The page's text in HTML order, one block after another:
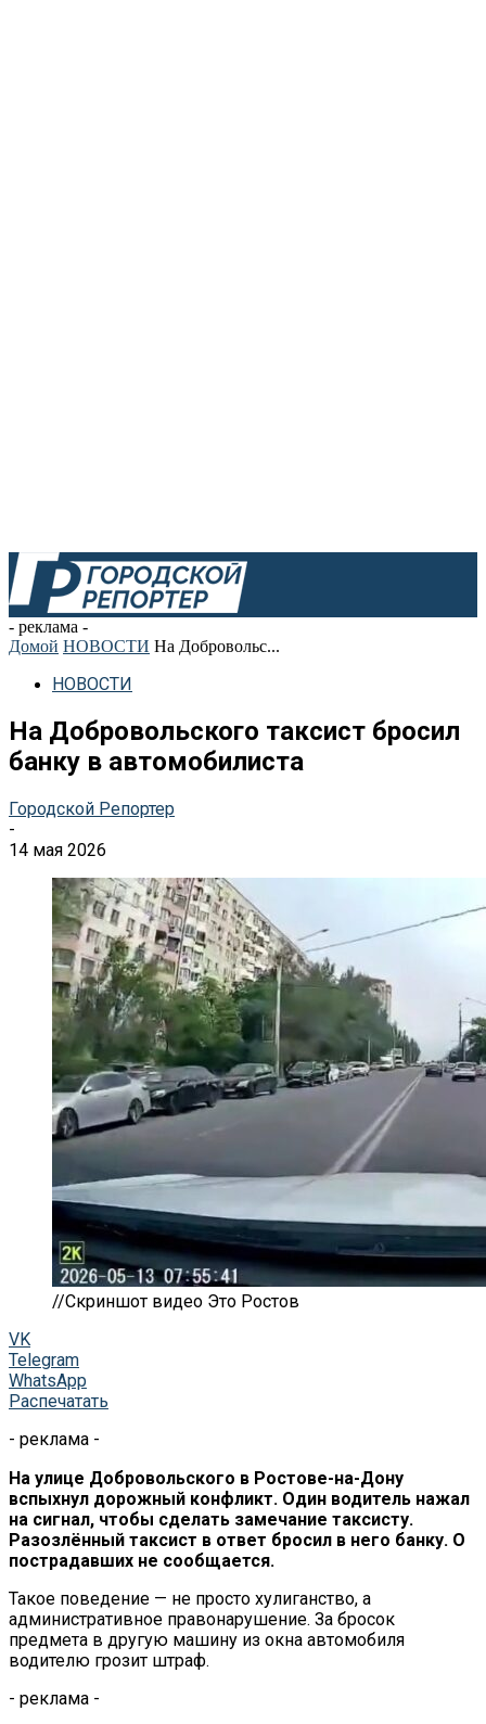
- реклама -
Домой НОВОСТИ На Добровольс...
НОВОСТИ
На Добровольского таксист бросил
банку в автомобилиста
Городской Репортер
-
14 мая 2026
//Скриншот видео Это Ростов
VK
Telegram
WhatsApp
Распечатать
- реклама -
На улице Добровольского в Ростове-на-Дону
вспыхнул дорожный конфликт. Один водитель нажал
на сигнал, чтобы сделать замечание таксисту.
Разозлённый таксист в ответ бросил в него банку. О
пострадавших не сообщается.
Такое поведение — не просто хулиганство, а
административное правонарушение. За бросок
предмета в другую машину из окна автомобиля
водителю грозит штраф.
- реклама -